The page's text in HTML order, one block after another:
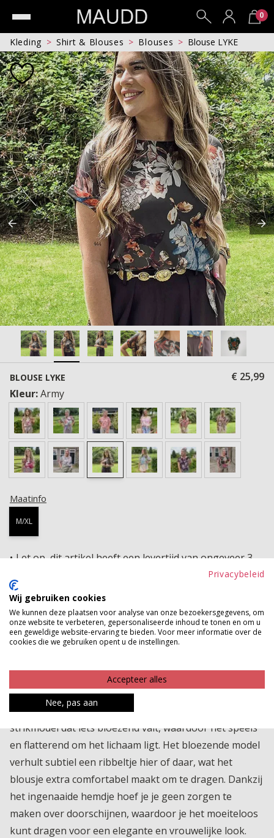
0
Kleding Shirt & Blouses Blouses Blouse LYKE
BLOUSE LYKE
€ 25,99
Kleur:Army
Maatinfo
M/XL
Let op, dit artikel heeft een levertijd van ongeveer 3
TOEVOEGEN AAN WINKELWAGEN
Gratis verzenden vanaf €150,-
Bekijk voorraad winkel
Wat een cutie is dit voile blousje! Het heeft een schattig
strikmodel dat iets bloezend valt, waardoor het speels
en flatterend om het lichaam ligt. Het bloezende model
verhult subtiel een ribbeltje hier of daar, wat het
blousje extra comfortabel maakt om te dragen. Dankzij
het ingenaaide hemdje hoef je je geen zorgen te
maken over doorschijnen, waardoor je het moeiteloos
kunt dragen voor een elegante en vrouwelijke look.
Privacybeleid
Wij gebruiken cookies
We kunnen deze plaatsen voor analyse van onze bezoekersgegevens, om
onze website te verbeteren, gepersonaliseerde inhoud te tonen en om u
een geweldige website-ervaring te bieden. Voor meer informatie over de
cookies die we gebruiken opent u de instellingen.
Accepteer alles
Nee, pas aan